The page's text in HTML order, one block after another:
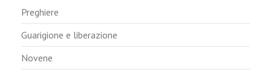
Preghiere
Guarigione e liberazione
Novene